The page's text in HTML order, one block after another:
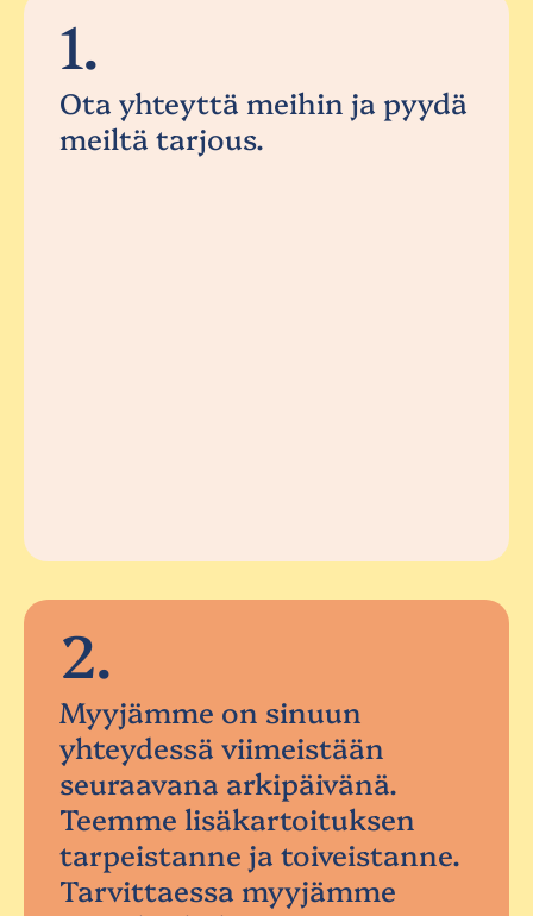
1.
Ota yhteyttä meihin ja pyydä
meiltä tarjous.
2.
Myyjämme on sinuun
yhteydessä viimeistään
seuraavana arkipäivänä.
Teemme lisäkartoituksen
tarpeistanne ja toiveistanne.
Tarvittaessa myyjämme